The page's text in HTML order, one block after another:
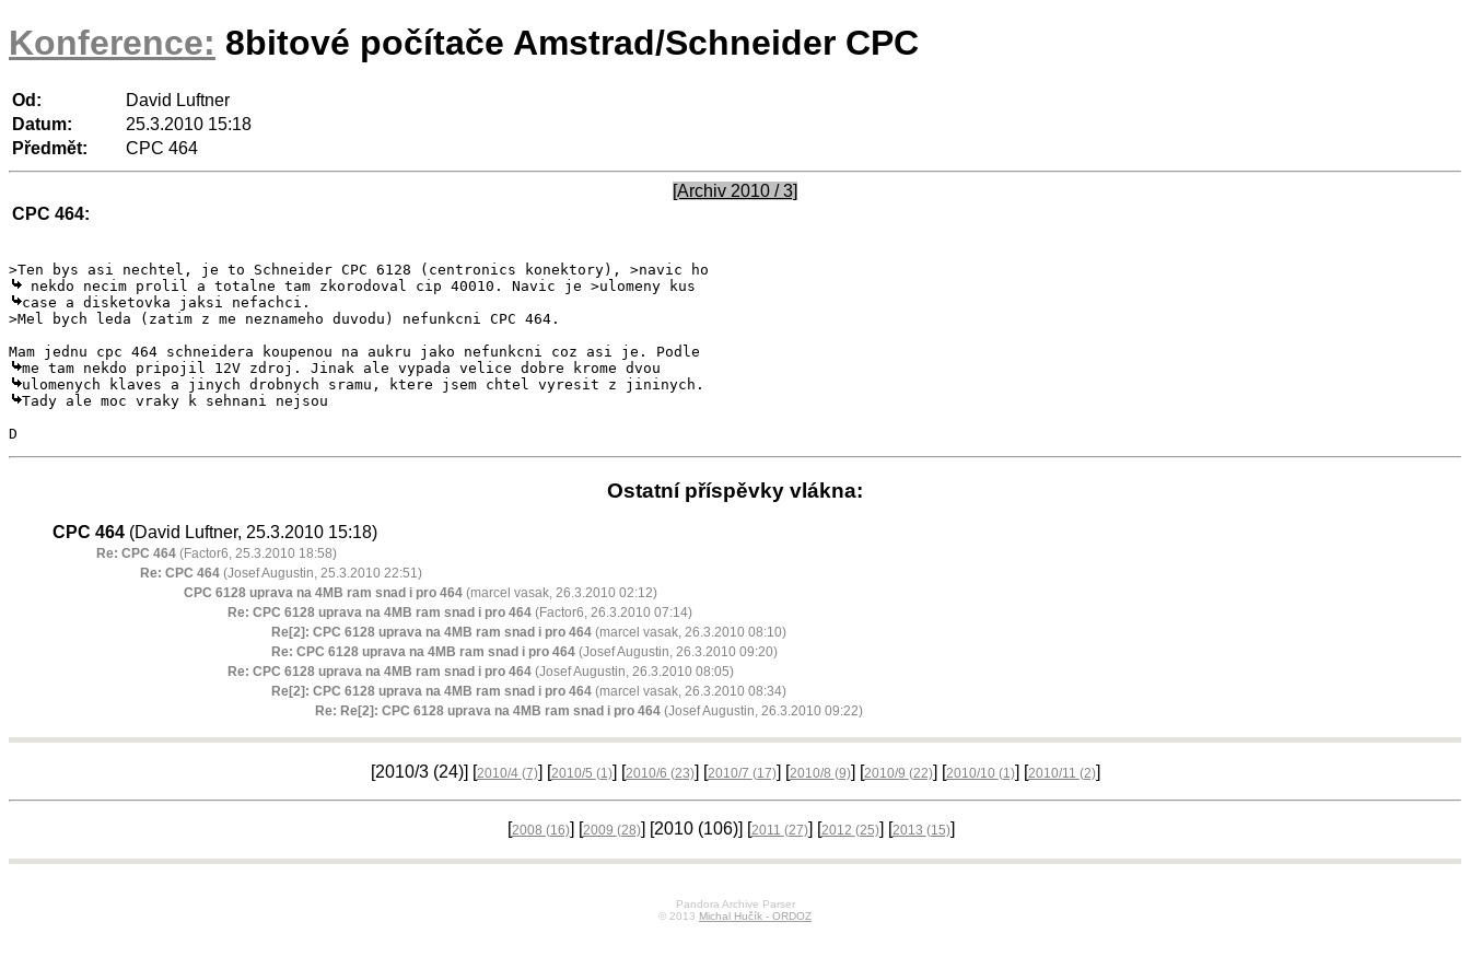
Konference: 8bitové počítače Amstrad/Schneider CPC
Od:
David Luftner
Datum:
25.3.2010 15:18
Předmět:
CPC 464
[Archiv 2010 / 3]
CPC 464:
case a disketovka jaksi nefachci.
Tady ale moc vraky k sehnani nejsou
Ostatní příspěvky vlákna:
CPC 464 (David Luftner, 25.3.2010 15:18)
Re: CPC 464 (Factor6, 25.3.2010 18:58)
Re: CPC 464 (Josef Augustin, 25.3.2010 22:51)
CPC 6128 uprava na 4MB ram snad i pro 464 (marcel vasak, 26.3.2010 02:12)
Re: CPC 6128 uprava na 4MB ram snad i pro 464 (Factor6, 26.3.2010 07:14)
Re[2]: CPC 6128 uprava na 4MB ram snad i pro 464 (marcel vasak, 26.3.2010 08:10)
Re: CPC 6128 uprava na 4MB ram snad i pro 464 (Josef Augustin, 26.3.2010 09:20)
Re: CPC 6128 uprava na 4MB ram snad i pro 464 (Josef Augustin, 26.3.2010 08:05)
Re[2]: CPC 6128 uprava na 4MB ram snad i pro 464 (marcel vasak, 26.3.2010 08:34)
Re: Re[2]: CPC 6128 uprava na 4MB ram snad i pro 464 (Josef Augustin, 26.3.2010 09:22)
[2010/3 (24)] [2010/4 (7)] [2010/5 (1)] [2010/6 (23)] [2010/7 (17)] [2010/8 (9)] [2010/9 (22)] [2010/10 (1)] [2010/11 (2)]
[2008 (16)] [2009 (28)] [2010 (106)] [2011 (27)] [2012 (25)] [2013 (15)]
Pandora Archive Parser
© 2013 Michal Hučík - ORDOZ